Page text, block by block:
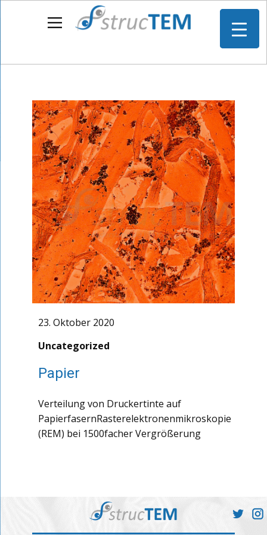
23. Oktober 2020
Uncategorized
Papier
Verteilung von Druckertinte auf
PapierfasernRasterelektronenmikroskopie
(REM) bei 1500facher Vergrößerung